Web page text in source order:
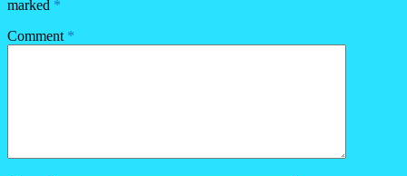
marked *
Comment *